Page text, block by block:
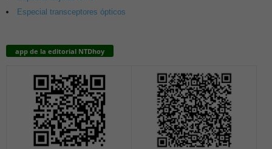
Especial transceptores ópticos
app de la editorial NTDhoy